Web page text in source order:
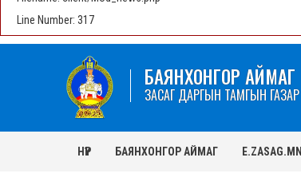
Line Number: 317
БАЯНХОНГОР АЙМАГ
ЗАСАГ ДАРГЫН ТАМГЫН ГАЗАР
НҮҮР БАЯНХОНГОР АЙМАГ E.ZASAG.MN